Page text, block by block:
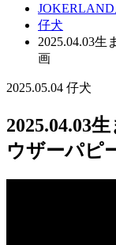
仔犬
2025.04.03
画
2025.05.04 仔犬
2025.04.03
ウザーパピ